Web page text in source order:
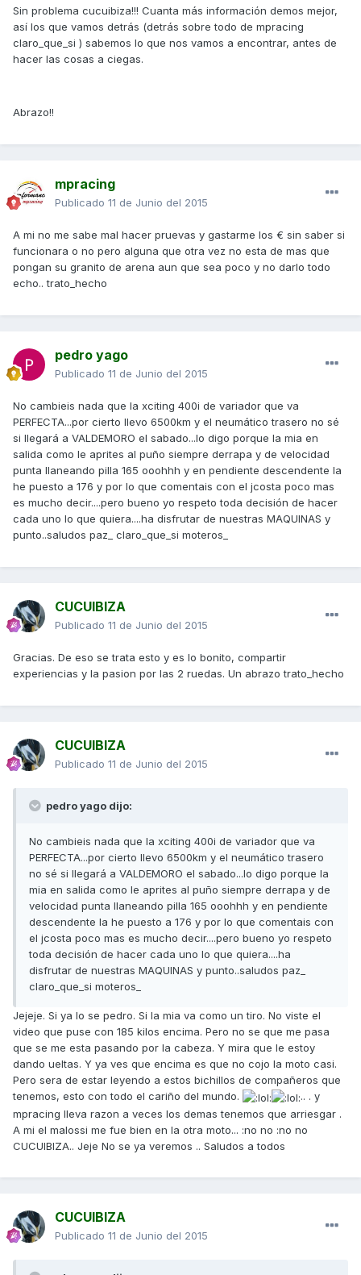
Sin problema cucuibiza!!! Cuanta más información demos mejor,
así los que vamos detrás (detrás sobre todo de mpracing
claro_que_si ) sabemos lo que nos vamos a encontrar, antes de
hacer las cosas a ciegas.
Abrazo!!
mpracing
Publicado 11 de Junio del 2015
A mi no me sabe mal hacer pruevas y gastarme los € sin saber si
funcionara o no pero alguna que otra vez no esta de mas que
pongan su granito de arena aun que sea poco y no darlo todo
echo.. trato_hecho
pedro yago
Publicado 11 de Junio del 2015
No cambieis nada que la xciting 400i de variador que va
PERFECTA...por cierto llevo 6500km y el neumático trasero no sé
si llegará a VALDEMORO el sabado...lo digo porque la mia en
salida como le aprites al puño siempre derrapa y de velocidad
punta llaneando pilla 165 ooohhh y en pendiente descendente la
he puesto a 176 y por lo que comentais con el jcosta poco mas
es mucho decir....pero bueno yo respeto toda decisión de hacer
cada uno lo que quiera....ha disfrutar de nuestras MAQUINAS y
punto..saludos paz_ claro_que_si moteros_
CUCUIBIZA
Publicado 11 de Junio del 2015
Gracias. De eso se trata esto y es lo bonito, compartir
experiencias y la pasion por las 2 ruedas. Un abrazo trato_hecho
CUCUIBIZA
Publicado 11 de Junio del 2015
pedro yago dijo:
No cambieis nada que la xciting 400i de variador que va
PERFECTA...por cierto llevo 6500km y el neumático trasero
no sé si llegará a VALDEMORO el sabado...lo digo porque la
mia en salida como le aprites al puño siempre derrapa y de
velocidad punta llaneando pilla 165 ooohhh y en pendiente
descendente la he puesto a 176 y por lo que comentais con
el jcosta poco mas es mucho decir....pero bueno yo respeto
toda decisión de hacer cada uno lo que quiera....ha
disfrutar de nuestras MAQUINAS y punto..saludos paz_
claro_que_si moteros_
Jejeje. Si ya lo se pedro. Si la mia va como un tiro. No viste el
video que puse con 185 kilos encima. Pero no se que me pasa
que se me esta pasando por la cabeza. Y mira que le estoy
dando ueltas. Y ya ves que encima es que no cojo la moto casi.
Pero sera de estar leyendo a estos bichillos de compañeros que
tenemos, esto con todo el cariño del mundo.
.. . y
mpracing lleva razon a veces los demas tenemos que arriesgar .
A mi el malossi me fue bien en la otra moto... :no no :no no
CUCUIBIZA.. Jeje No se ya veremos .. Saludos a todos
CUCUIBIZA
Publicado 11 de Junio del 2015